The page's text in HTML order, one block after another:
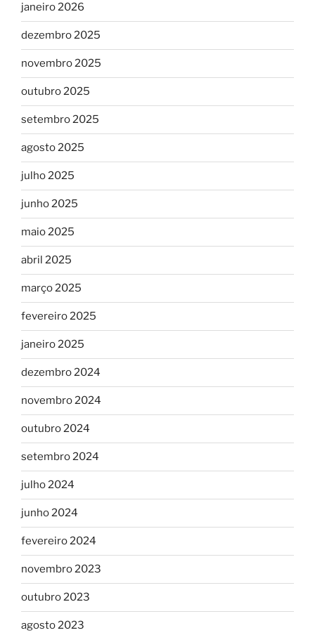
janeiro 2026
dezembro 2025
novembro 2025
outubro 2025
setembro 2025
agosto 2025
julho 2025
junho 2025
maio 2025
abril 2025
março 2025
fevereiro 2025
janeiro 2025
dezembro 2024
novembro 2024
outubro 2024
setembro 2024
julho 2024
junho 2024
fevereiro 2024
novembro 2023
outubro 2023
agosto 2023